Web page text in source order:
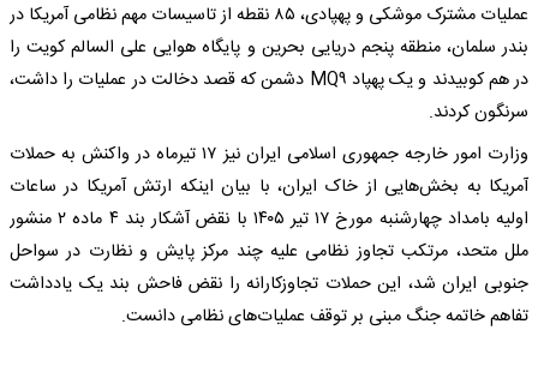
عملیات مشترک موشکی و پهپادی، ۸۵ نقطه از تاسیسات مهم نظامی آمریکا در
بندر سلمان، منطقه پنجم دریایی بحرین و پایگاه هوایی علی السالم کویت را
در هم کوبیدند و یک پهپاد MQ۹ دشمن که قصد دخالت در عملیات را داشت،
سرنگون کردند.
وزارت امور خارجه جمهوری اسلامی ایران نیز ۱۷ تیرماه در واکنش به حملات
آمریکا به بخش‌هایی از خاک ایران، با بیان اینکه ارتش آمریکا در ساعات
اولیه بامداد چهارشنبه مورخ ۱۷ تیر ۱۴۰۵ با نقض آشکار بند ۴ ماده ۲ منشور
ملل متحد، مرتکب تجاوز نظامی علیه چند مرکز پایش و نظارت در سواحل
جنوبی ایران شد، این حملات تجاوزکارانه را نقض فاحش بند یک یادداشت
تفاهم خاتمه جنگ مبنی بر توقف عملیات‌های نظامی دانست.